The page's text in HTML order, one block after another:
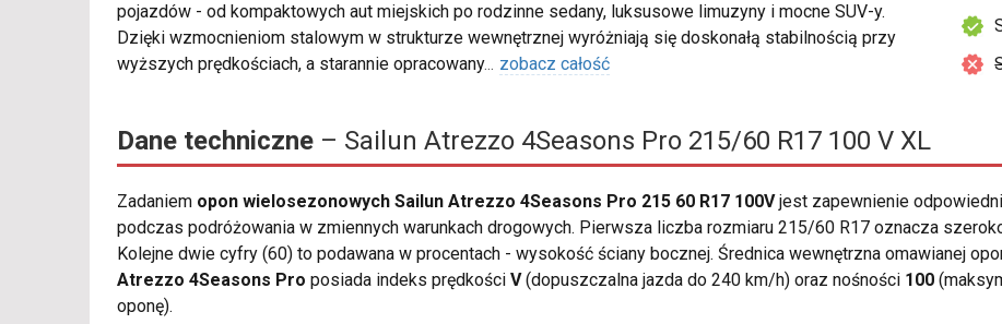
pojazdów - od kompaktowych aut miejskich po rodzinne sedany, luksusowe limuzyny i mocne SUV-y.
Dzięki wzmocnieniom stalowym w strukturze wewnętrznej wyróżniają się doskonałą stabilnością przy
wyższych prędkościach, a starannie opracowany... zobacz całość
Dane techniczne – Sailun Atrezzo 4Seasons Pro 215/60 R17 100 V XL
Zadaniem opon wielosezonowych Sailun Atrezzo 4Seasons Pro 215 60 R17 100Vjest zapewnienie
podczas podróżowania w zmiennych warunkach drogowych. Pierwsza liczba rozmiaru 215/60 R17 oznacza
Kolejne dwie cyfry (60) to podawana w procentach - wysokość ściany bocznej. Średnica wewnętrzna omawianej
Atrezzo 4Seasons Pro posiada indeks prędkości V(dopuszczalna jazda do 240 km/h) oraz nośności 100
oponę).